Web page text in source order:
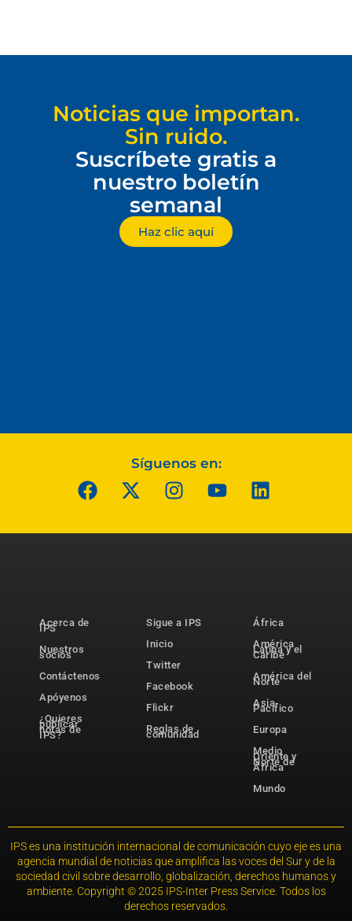
Noticias que importan.
Sin ruido.
Suscríbete gratis a
nuestro boletín
semanal
Haz clic aquí
Síguenos en:
Acerca de
IPS
Nuestros
socios
Contáctenos
Apóyenos
¿Quieres
publicar
notas de
IPS?
Sigue a IPS
Inicio
Twitter
Facebook
Flickr
Reglas de
comunidad
África
América
Latina y el
Caribe
América del
Norte
Asia-
Pacífico
Europa
Medio
Oriente y
Norte de
África
Mundo
IPS es una institución internacional de comunicación cuyo eje es una
agencia mundial de noticias que amplifica las voces del Sur y de la
sociedad civil sobre desarrollo, globalización, derechos humanos y
ambiente. Copyright © 2025 IPS-Inter Press Service. Todos los
derechos reservados.